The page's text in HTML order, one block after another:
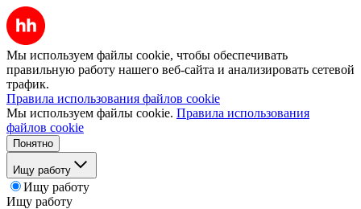
Мы используем файлы cookie, чтобы обеспечивать
правильную работу нашего веб-сайта и анализировать сетевой
трафик.
Правила использования файлов cookie
Мы используем файлы cookie. Правила использования
файлов cookie
Понятно
Ищу работу
Ищу работу
Ищу работу